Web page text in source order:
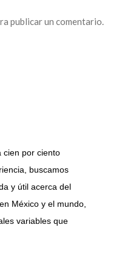
publicar un comentario.
cien por ciento
buscamos
y útil acerca del
México y el mundo,
variables que